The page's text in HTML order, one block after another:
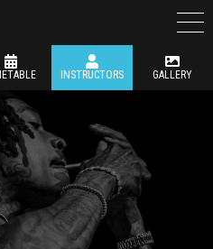
INSTRUCTORS GALLERY